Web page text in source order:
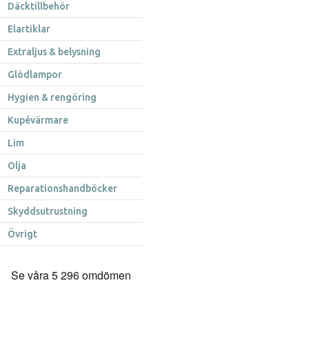
Däcktillbehör
Elartiklar
Extraljus & belysning
Glödlampor
Hygien & rengöring
Kupévärmare
Lim
Olja
Reparationshandböcker
Skyddsutrustning
Övrigt